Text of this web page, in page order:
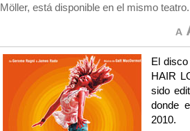
Möller, está disponible en el mismo teatro.
El
HAIR
sido
donde
2010.